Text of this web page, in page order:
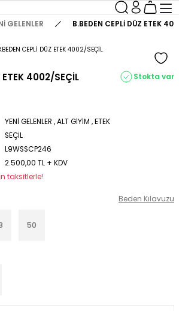
GELENLER B.BEDEN CEPLİ DÜZ ETEK
ETEK 4002/SEÇİL Stokta var
YENİ GELENLER ,ALT GİYİM ,ETEK
SEÇİL
L9WSSCP246
2.500,00 TL + KDV
taksitlerle!
50
Beden Kılavuzu